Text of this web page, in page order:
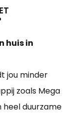
huis in
jou minder
zoals Mega
heel duurzame